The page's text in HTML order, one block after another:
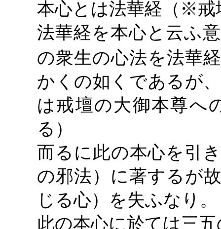
本心とは法華経（ ※戒
法華経を本心と云ふ
の衆生の心法を法華
かくの如くであるが
は戒壇の大御本尊へ
る）
而るに此の本心を引
の邪法）に著するが
じる心）を失ふなり。
此の本心に於ては三